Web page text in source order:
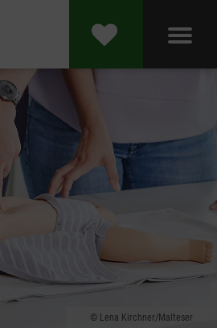
Lena Kirchner/Malteser